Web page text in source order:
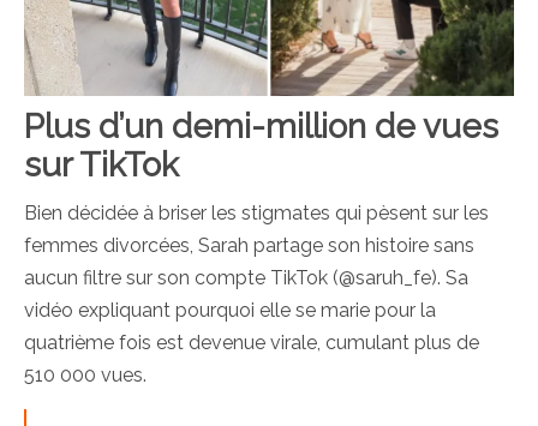
Plus d’un demi-million de vues
sur TikTok
Bien décidée à briser les stigmates qui pèsent sur les
femmes divorcées, Sarah partage son histoire sans
aucun filtre sur son compte TikTok (@saruh_fe). Sa
vidéo expliquant pourquoi elle se marie pour la
quatrième fois est devenue virale, cumulant plus de
510 000 vues.